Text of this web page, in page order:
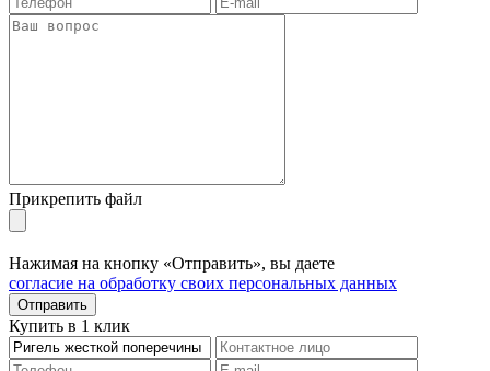
Прикрепить файл
Нажимая на кнопку «Отправить», вы даете
согласие на обработку своих персональных данных
Отправить
Купить в 1 клик